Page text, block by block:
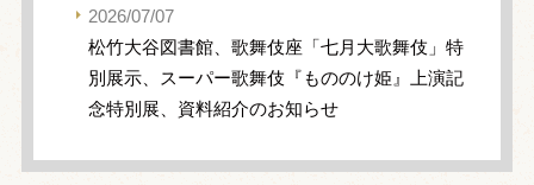
2026/07/07
松竹大谷図書館、歌舞伎座「七月大歌舞伎」特
別展示、スーパー歌舞伎『もののけ姫』上演記
念特別展、資料紹介のお知らせ